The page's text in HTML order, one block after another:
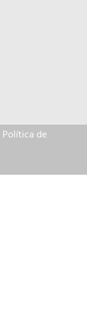
Política de